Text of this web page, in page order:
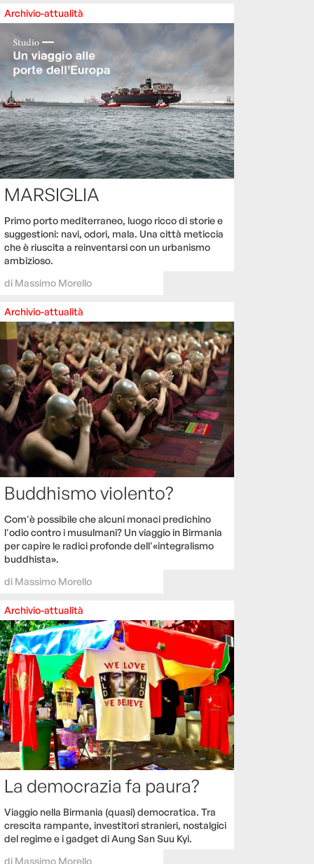
Archivio-attualità
MARSIGLIA
Primo porto mediterraneo, luogo ricco di storie e
suggestioni: navi, odori, mala. Una città meticcia
che è riuscita a reinventarsi con un urbanismo
ambizioso.
di Massimo Morello
Archivio-attualità
Buddhismo violento?
Com'è possibile che alcuni monaci predichino
l'odio contro i musulmani? Un viaggio in Birmania
per capire le radici profonde dell'«integralismo
buddhista».
di Massimo Morello
Archivio-attualità
La democrazia fa paura?
Viaggio nella Birmania (quasi) democratica. Tra
crescita rampante, investitori stranieri, nostalgici
del regime e i gadget di Aung San Suu Kyi.
di Massimo Morello